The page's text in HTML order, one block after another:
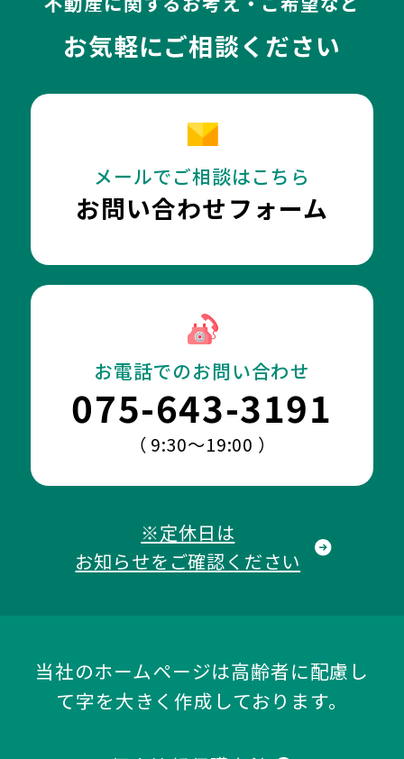
お気軽にご相談ください
メールでご相談はこちら
お問い合わせフォーム
お電話でのお問い合わせ
075-643-3191
（ 9:30～19:00 ）
※定休日は
お知らせをご確認ください
当社のホームページは高齢者に配慮し
て字を大きく作成しております。